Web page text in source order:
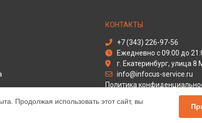
КОНТАКТЫ
+7 (343) 226-97-56
Ежедневно с 09:00 до
г. Екатеринбург, улица 8
info@infocus-service.ru
Политика
Способы оплаты
Продолжая использовать этот сайт, вы